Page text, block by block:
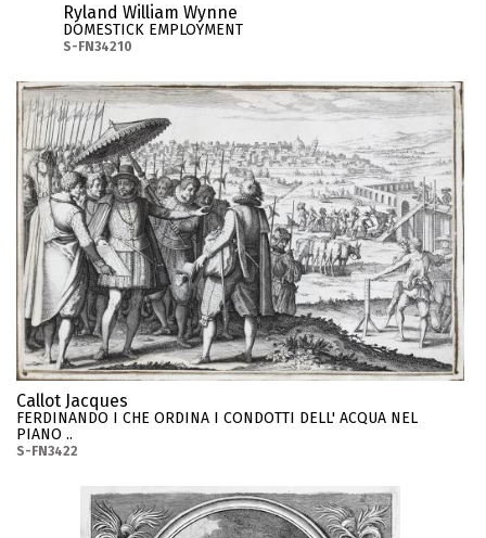
Ryland William Wynne
DOMESTICK EMPLOYMENT
S-FN34210
Callot Jacques
FERDINANDO I CHE ORDINA I CONDOTTI DELL' ACQUA NEL
PIANO ..
S-FN3422